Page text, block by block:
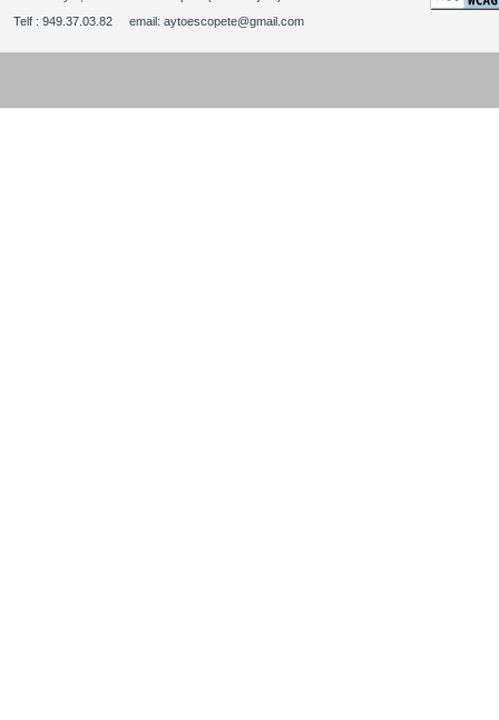
Telf : 949.37.03.82 email: aytoescopete@gmail.com